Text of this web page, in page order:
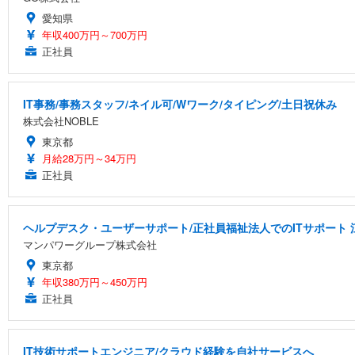
愛知県
年収400万円～700万円
正社員
IT事務/事務スタッフ/ネイル可/Wワーク/タイピング/土日祝休み
株式会社NOBLE
東京都
月給28万円～34万円
正社員
ヘルプデスク・ユーザーサポート/正社員福祉法人でのITサポート
マンパワーグループ株式会社
東京都
年収380万円～450万円
正社員
IT技術サポートエンジニア/クラウド経験を自社サービスへ